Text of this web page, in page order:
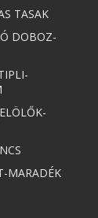
TASAK
DOBOZ-
MARADÉK